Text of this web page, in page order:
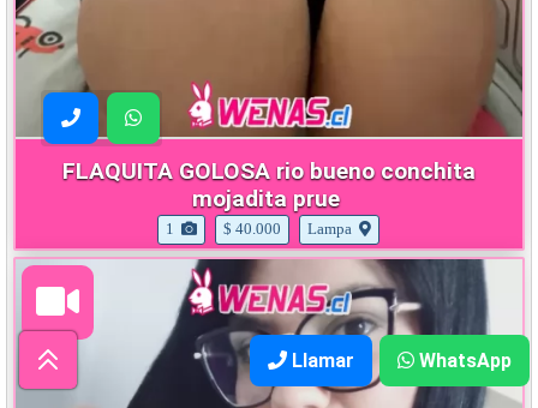
FLAQUITA GOLOSA rio bueno conchita
mojadita prue
1 $ 40.000 Lampa
Llamar WhatsApp